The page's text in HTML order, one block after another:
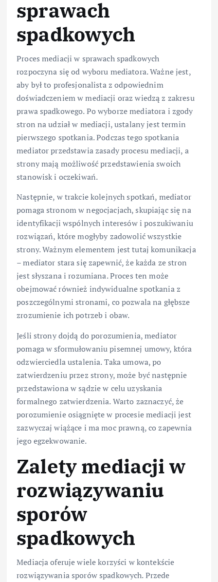
sprawach
spadkowych
Proces mediacji w sprawach spadkowych
rozpoczyna się od wyboru mediatora. Ważne jest,
aby był to profesjonalista z odpowiednim
doświadczeniem w mediacji oraz wiedzą z zakresu
prawa spadkowego. Po wyborze mediatora i zgody
stron na udział w mediacji, ustalany jest termin
pierwszego spotkania. Podczas tego spotkania
mediator przedstawia zasady procesu mediacji, a
strony mają możliwość przedstawienia swoich
stanowisk i oczekiwań.
Następnie, w trakcie kolejnych spotkań, mediator
pomaga stronom w negocjacjach, skupiając się na
identyfikacji wspólnych interesów i poszukiwaniu
rozwiązań, które mogłyby zadowolić wszystkie
strony. Ważnym elementem jest tutaj komunikacja
– mediator stara się zapewnić, że każda ze stron
jest słyszana i rozumiana. Proces ten może
obejmować również indywidualne spotkania z
poszczególnymi stronami, co pozwala na głębsze
zrozumienie ich potrzeb i obaw.
Jeśli strony dojdą do porozumienia, mediator
pomaga w sformułowaniu pisemnej umowy, która
odzwierciedla ustalenia. Taka umowa, po
zatwierdzeniu przez strony, może być następnie
przedstawiona w sądzie w celu uzyskania
formalnego zatwierdzenia. Warto zaznaczyć, że
porozumienie osiągnięte w procesie mediacji jest
zazwyczaj wiążące i ma moc prawną, co zapewnia
jego egzekwowanie.
Zalety mediacji w
rozwiązywaniu
sporów
spadkowych
Mediacja oferuje wiele korzyści w kontekście
rozwiązywania sporów spadkowych. Przede